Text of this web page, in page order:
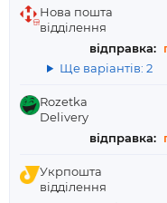
Нова пошта
відділення
відправка:
Ще варіантів: 2
Rozetka
Delivery
відправка:
Укрпошта
відділення